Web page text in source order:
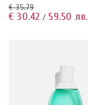
€ 35.79
€ 30.42 / 59.50 лв.